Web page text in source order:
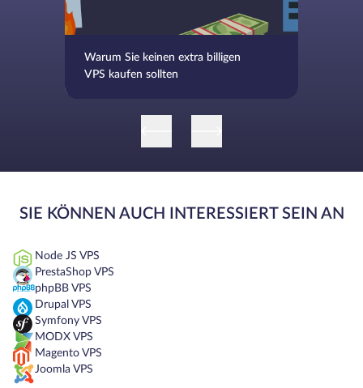
Warum Sie keinen extra billigen
VPS kaufen sollten
SIE KÖNNEN AUCH INTERESSIERT SEIN AN
Node JS VPS
PrestaShop VPS
phpBB VPS
Drupal VPS
Symfony VPS
MODX VPS
Magento VPS
Joomla VPS